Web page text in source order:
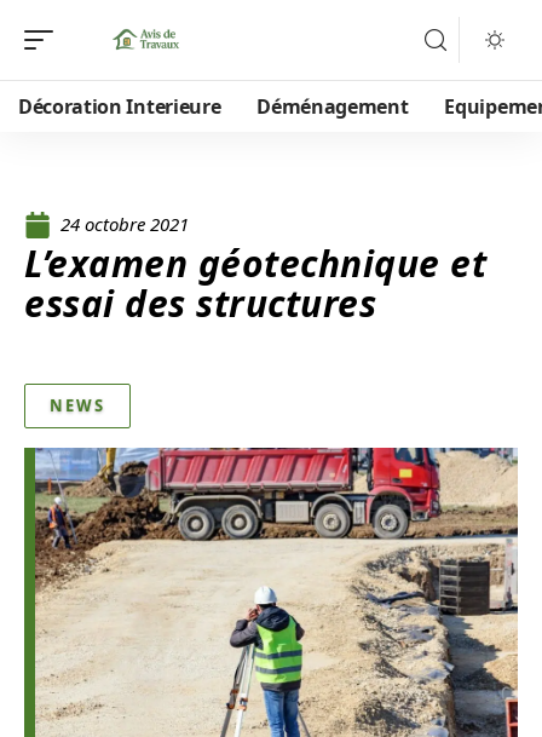
Décoration Interieure Déménagement
24 octobre 2021
L’examen géotechnique et
essai des structures
NEWS